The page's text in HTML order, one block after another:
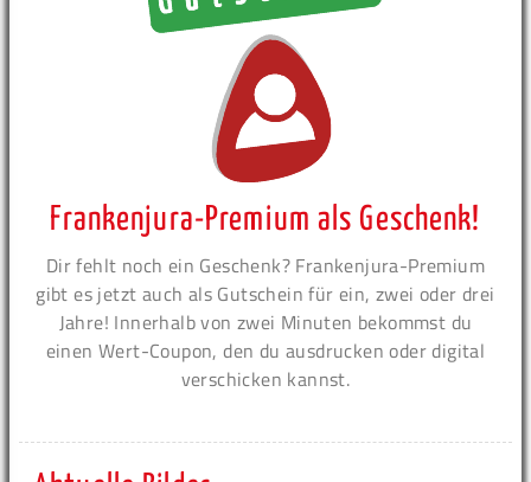
Frankenjura-Premium als Geschenk!
Dir fehlt noch ein Geschenk? Frankenjura-Premium
gibt es jetzt auch als Gutschein für ein, zwei oder drei
Jahre! Innerhalb von zwei Minuten bekommst du
einen Wert-Coupon, den du ausdrucken oder digital
verschicken kannst.